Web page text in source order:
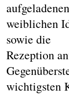
aufgeladenen
weiblichen
sowie die
Rezeption
wichtigsten